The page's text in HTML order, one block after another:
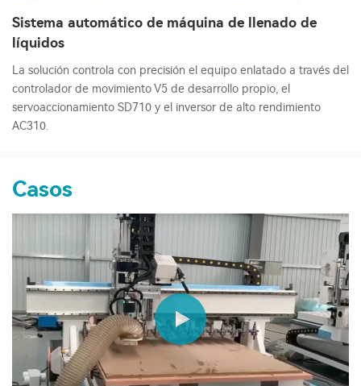
Sistema automático de máquina de llenado de
líquidos
La solución controla con precisión el equipo enlatado a través del
controlador de movimiento V5 de desarrollo propio, el
servoaccionamiento SD710 y el inversor de alto rendimiento
AC310.
Casos